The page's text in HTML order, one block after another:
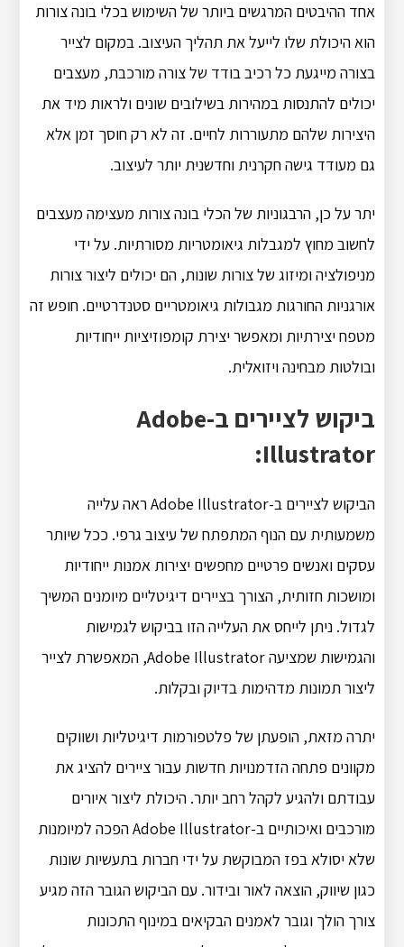
אחד ההיבטים המרגשים ביותר של השימוש בכלי בונה צורות
הוא היכולת שלו לייעל את תהליך העיצוב. במקום לצייר
בצורה מייגעת כל רכיב בודד של צורה מורכבת, מעצבים
יכולים להתנסות במהירות בשילובים שונים ולראות מיד את
היצירות שלהם מתעוררות לחיים. זה לא רק חוסך זמן אלא
גם מעודד גישה חקרנית וחדשנית יותר לעיצוב.
יתר על כן, הרבגוניות של הכלי בונה צורות מעצימה מעצבים
לחשוב מחוץ למגבלות גיאומטריות מסורתיות. על ידי
מניפולציה ומיזוג של צורות שונות, הם יכולים ליצור צורות
אורגניות החורגות מגבולות גיאומטריים סטנדרטיים. חופש זה
מטפח יצירתיות ומאפשר יצירת קומפוזיציות ייחודיות
ובולטות מבחינה ויזואלית.
ביקוש לציירים ב-Adobe
Illustrator:
הביקוש לציירים ב-Adobe Illustrator ראה עלייה
משמעותית עם הנוף המתפתח של עיצוב גרפי. ככל שיותר
עסקים ואנשים פרטיים מחפשים יצירות אמנות ייחודיות
ומושכות חזותית, הצורך בציירים דיגיטליים מיומנים המשיך
לגדול. ניתן לייחס את העלייה הזו בביקוש לגמישות
והגמישות שמציעה Adobe Illustrator, המאפשרת לצייר
ליצור תמונות מדהימות בדיוק ובקלות.
יתרה מזאת, הופעתן של פלטפורמות דיגיטליות ושווקים
מקוונים פתחה הזדמנויות חדשות עבור ציירים להציג את
עבודתם ולהגיע לקהל רחב יותר. היכולת ליצור איורים
מורכבים ואיכותיים ב-Adobe Illustrator הפכה למיומנות
שלא יסולא בפז המבוקשת על ידי חברות בתעשיות שונות
כגון שיווק, הוצאה לאור ובידור. עם הביקוש הגובר הזה מגיע
צורך הולך וגובר לאמנים הבקיאים במינוף התכונות